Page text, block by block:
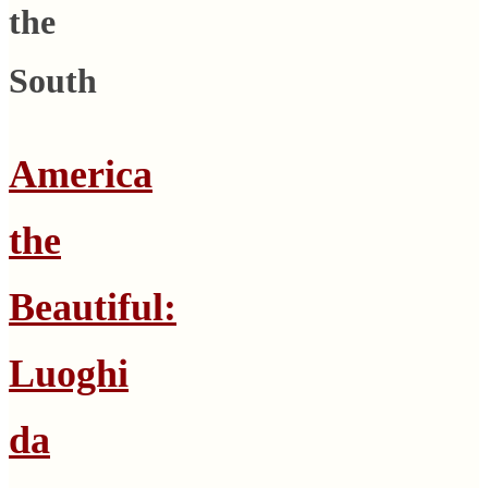
the
South
America
the
Beautiful:
Luoghi
da